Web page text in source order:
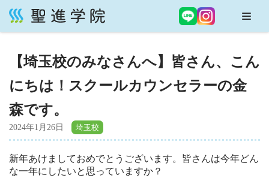
コ
テ
ツ
へ
ス
キ
プ
【埼玉校のみなさんへ】皆さん、こん
にちは！スクールカウンセラーの金
森です。
2024年1月26日
新年あけましておめでとうございます。皆さんは今年どん
な一年にしたいと思っていますか？